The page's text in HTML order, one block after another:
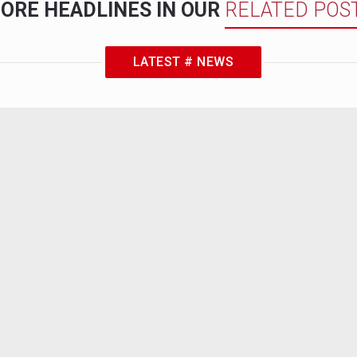
HEADLINES IN OUR RELATED
LATEST # NEWS